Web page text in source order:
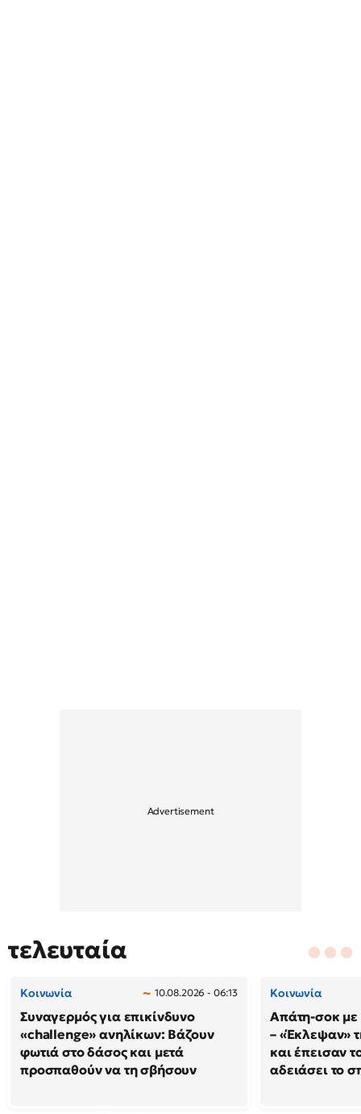
τελευταία
Κοινωνία 10.08.2026 - 06:13
Συναγερμός για επικίνδυνο
«challenge» ανηλίκων: Βάζουν
φωτιά στο δάσος και μετά
προσπαθούν να τη σβήσουν
Κοινωνία
Απάτη-σοκ με
– «Έκλεψαν»
και έπεισαν
αδειάσει το